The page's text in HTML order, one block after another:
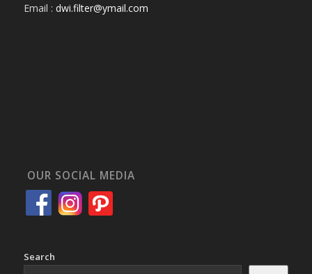
Email : dwi.filter@ymail.com
OUR SOCIAL MEDIA
Search